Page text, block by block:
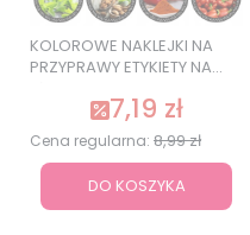
KOLOROWE NAKLEJKI NA
PRZYPRAWY ETYKIETY NA
JAKOŚĆ
7,19 zł
Cena regularna: 8,99 zł
DO KOSZYKA